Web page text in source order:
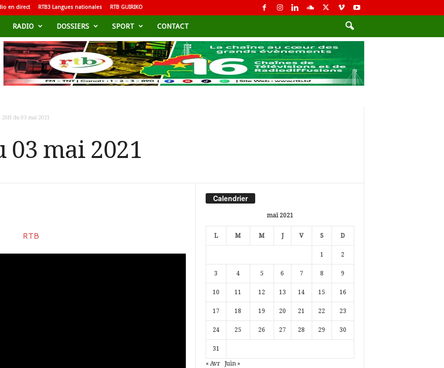
en direct RTB3 Langues nationales RTB GUIRIKO
RADIO DOSSIERS SPORT CONTACT
20H du 03 mai 2021
03 mai 2021
Calendrier
mai 2021
L M M J V S D
1 2
3 4 5 6 7 8 9
10 11 12 13 14 15 16
17 18 19 20 21 22 23
24 25 26 27 28 29 30
31
« Avr Juin »